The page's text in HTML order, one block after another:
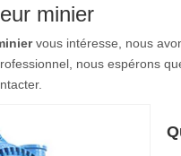
minier
vous intéresse, nous
nous espérons